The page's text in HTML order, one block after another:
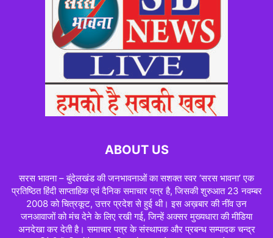
ABOUT US
सरस भावना – बुंदेलखंड की जनभावनाओं का सशक्त स्वर ‘सरस भावना’ एक
प्रतिष्ठित हिंदी साप्ताहिक एवं दैनिक समाचार पत्र है, जिसकी शुरुआत 23 नवम्बर
2008 को चित्रकूट, उत्तर प्रदेश से हुई थी। इस अख़बार की नींव उन
जनआवाजों को मंच देने के लिए रखी गई, जिन्हें अक्सर मुख्यधारा की मीडिया
अनदेखा कर देती है। समाचार पत्र के संस्थापक और प्रबन्ध सम्पादक चन्द्र